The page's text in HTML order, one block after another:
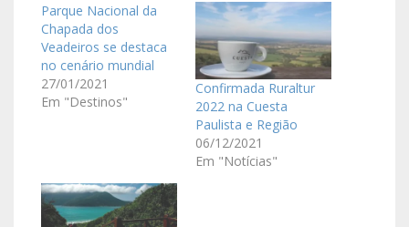
Parque Nacional da
Chapada dos
Veadeiros se destaca
no cenário mundial
27/01/2021
Em "Destinos"
Confirmada Ruraltur
2022 na Cuesta
Paulista e Região
06/12/2021
Em "Notícias"